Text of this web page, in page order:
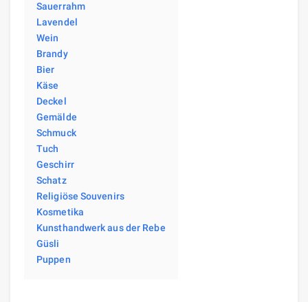
Sauerrahm
Lavendel
Wein
Brandy
Bier
Käse
Deckel
Gemälde
Schmuck
Tuch
Geschirr
Schatz
Religiöse Souvenirs
Kosmetika
Kunsthandwerk aus der Rebe
Güsli
Puppen